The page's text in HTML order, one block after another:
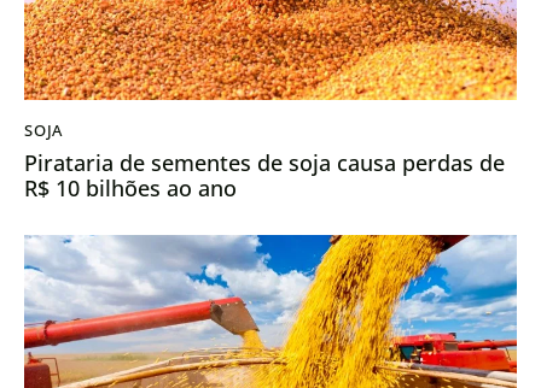
SOJA
Pirataria de sementes de soja causa perdas de
R$ 10 bilhões ao ano